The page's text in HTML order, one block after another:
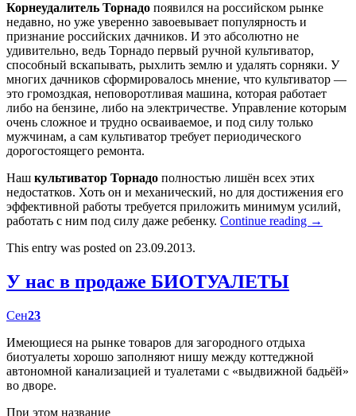
Корнеудалитель Торнадо появился на российском рынке
недавно, но уже уверенно завоевывает популярность и
признание российских дачников. И это абсолютно не
удивительно, ведь Торнадо первый ручной культиватор,
способный вскапывать, рыхлить землю и удалять сорняки. У
многих дачников сформировалось мнение, что культиватор —
это громоздкая, неповоротливая машина, которая работает
либо на бензине, либо на электричестве. Управление которым
очень сложное и трудно осваиваемое, и под силу только
мужчинам, а сам культиватор требует периодического
дорогостоящего ремонта.
Наш культиватор Торнадо полностью лишён всех этих
недостатков. Хоть он и механический, но для достижения его
эффективной работы требуется приложить минимум усилий,
работать с ним под силу даже ребенку. Continue reading →
This entry was posted on 23.09.2013.
У нас в продаже БИОТУАЛЕТЫ
Сен23
Имеющиеся на рынке товаров для загородного отдыха
биотуалеты хорошо заполняют нишу между коттеджной
автономной канализацией и туалетами с «выдвижной бадьёй»
во дворе.
При этом название